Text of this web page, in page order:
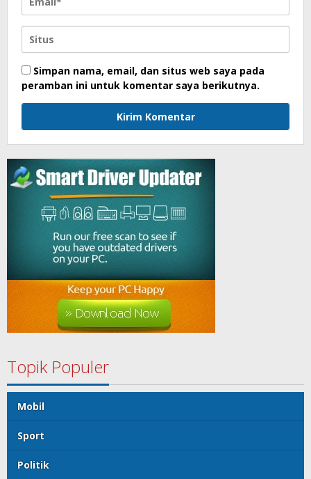
Simpan nama, email, dan situs web saya pada
peramban ini untuk komentar saya berikutnya.
Topik Populer
Mobil
Sport
Politik